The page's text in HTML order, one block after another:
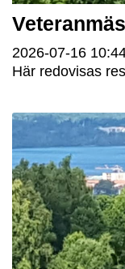
2026-07-16
Här redovisas